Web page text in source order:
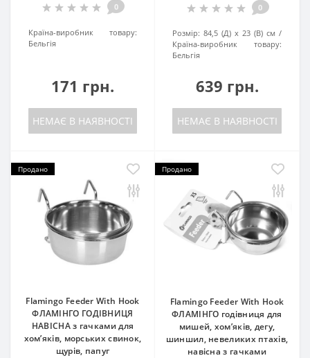
0
Країна-виробник товару:
Бельгія
171 грн.
НЕМАЄ В НАЯВНОСТІ
0
Розмір: 84,5 (Д) х 23 (В) см
Країна-виробник товару:
Бельгія
639 грн.
НЕМАЄ В НАЯВНОСТІ
Продано
Flamingo Feeder With Hook
ФЛАМІНГО ГОДІВНИЦЯ
НАВІСНА з гачками для
хом’яків, морських свинок,
щурів, папуг
Продано
Flamingo Feeder With Hook
ФЛАМІНГО годівниця для
мишей, хом’яків, дегу,
шиншил, невеликих птахів,
навісна з гачками